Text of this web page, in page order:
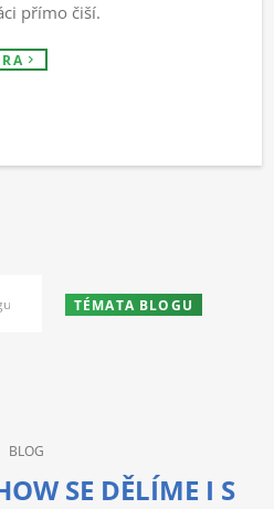
přímo čiší.
TÉMATA BLOGU
BLOG
SE DĚLÍME I S